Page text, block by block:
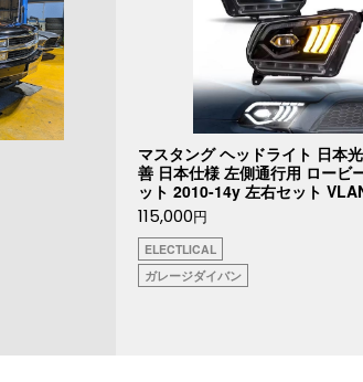
マスタング ヘッドライト 日本
善 日本仕様 左側通行用 ロービ
ット 2010-14y 左右セット
115,000円
ELECTLICAL
ガレージダイバン